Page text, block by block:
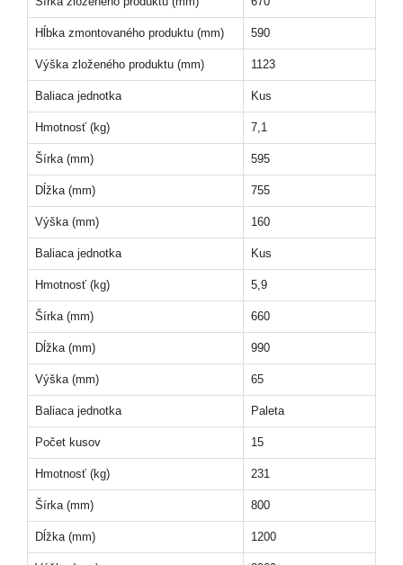
Hĺbka zmontovaného produktu (mm) 590
Výška zloženého produktu (mm) 1123
Baliaca jednotka Kus
Hmotnosť (kg) 7,1
Šírka (mm) 595
Dĺžka (mm) 755
Výška (mm) 160
Baliaca jednotka Kus
Hmotnosť (kg) 5,9
Šírka (mm) 660
Dĺžka (mm) 990
Výška (mm) 65
Baliaca jednotka Paleta
Počet kusov 15
Hmotnosť (kg) 231
Šírka (mm) 800
Dĺžka (mm) 1200